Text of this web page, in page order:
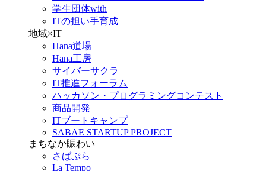
学生団体with
ITの担い手育成
地域×IT
Hana道場
Hana工房
サイバーサクラ
IT推進フォーラム
ハッカソン・プログラミングコンテスト
商品開発
ITブートキャンプ
SABAE STARTUP PROJECT
まちなか賑わい
さばぷら
La Tempo